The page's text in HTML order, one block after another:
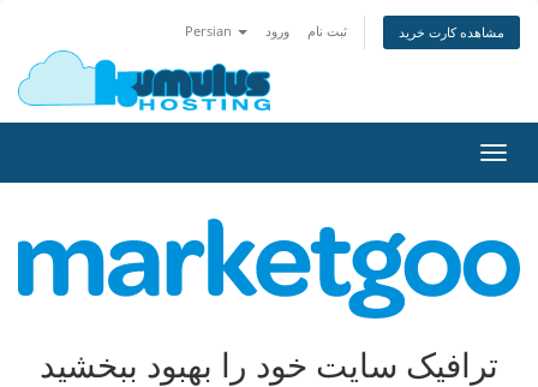
Persian ورود ثبت نام مشاهده کارت خرید
تغییر
ترافیک سایت خود را بهبود ببخشید